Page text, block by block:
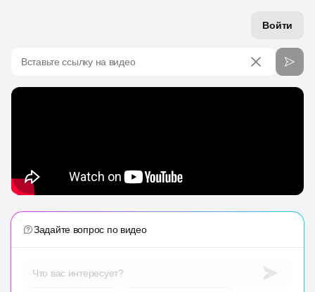
Войти
Вставьте ссылку на видео
Задайте вопрос по видео
Что вас интересует?